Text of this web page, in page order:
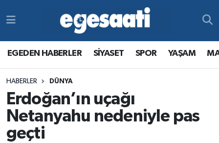
EGEDEN HABERLER SİYASET SPOR YAŞAM
HABERLER DÜNYA
Erdoğan’ın uçağı
Netanyahu nedeniyle pas
geçti
MAGAZİN
RESMİ REKLAMLAR
YAŞAM
MAGAZİN
Tüm Manşetler
Son Dakika Haberleri